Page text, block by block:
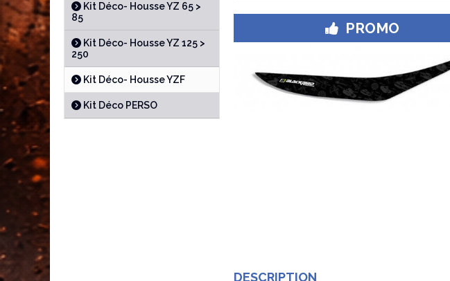
Kit Déco- Housse YZ 65 >
85
Kit Déco- Housse YZ 125 >
250
Kit Déco- Housse YZF
Kit Déco PERSO
PROMO
DESCRIPTION